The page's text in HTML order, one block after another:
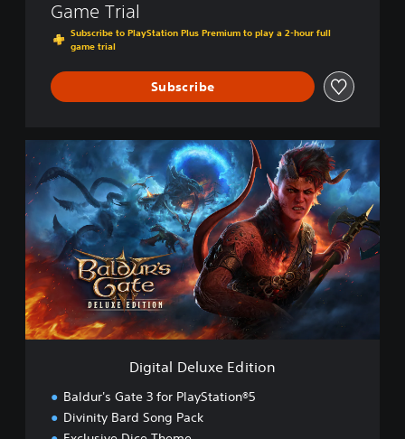
Game Trial
Subscribe to PlayStation Plus Premium to play a 2-hour full
game trial
Subscribe
g
t
a
l
D
e
l
u
x
Digital Deluxe Edition
Baldur's Gate 3 for PlayStation®5
Divinity Bard Song Pack